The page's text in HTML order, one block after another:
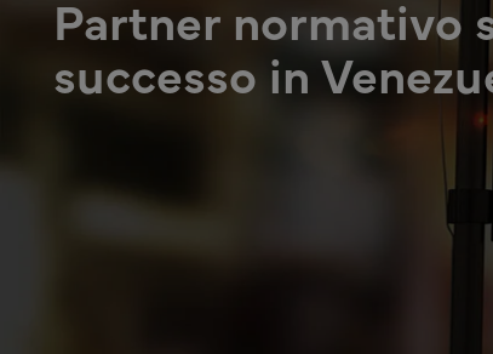
Partner normativo
successo in